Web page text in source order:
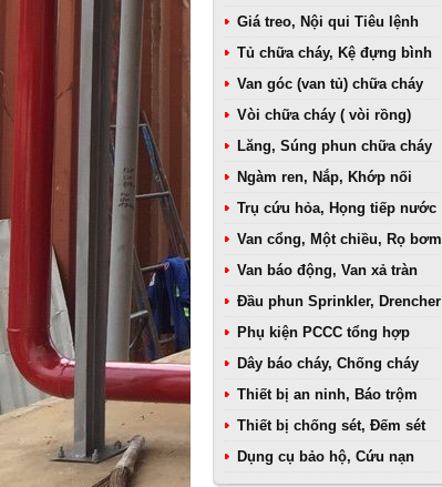
Giá treo, Nội qui Tiêu lệnh
Tủ chữa cháy, Kệ đựng bình
Van góc (van tủ) chữa cháy
Vòi chữa cháy ( vòi rồng)
Lăng, Súng phun chữa cháy
Ngàm ren, Nắp, Khớp nối
Trụ cứu hỏa, Họng tiếp nước
Van cổng, Một chiều, Rọ bơm
Van báo động, Van xả tràn
Đầu phun Sprinkler, Drencher
Phụ kiện PCCC tổng hợp
Dây báo cháy, Chống cháy
Thiết bị an ninh, Báo trộm
Thiết bị chống sét, Đếm sét
Dụng cụ bảo hộ, Cứu nạn